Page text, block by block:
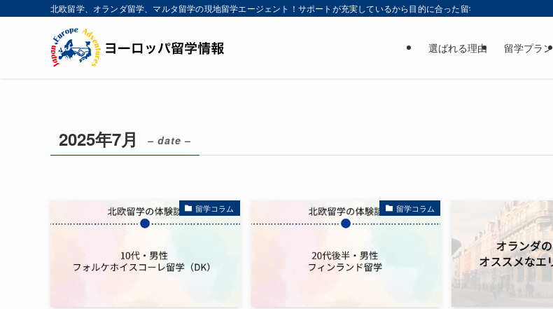
北欧留学、オランダ留学、マルタ留学の現地留学エージェント！サポートが充実しているから目的に合った留学プランが見つかる！
選ばれる理由 留学プラン
2025年7月 – date –
留学コラム 留学コラム